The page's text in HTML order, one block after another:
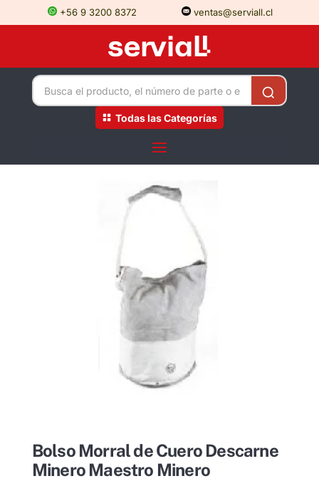
+56 9 3200 8372 ventas@serviall.cl
Todas las Categorías
Bolso Morral de Cuero Descarne
Minero Maestro Minero